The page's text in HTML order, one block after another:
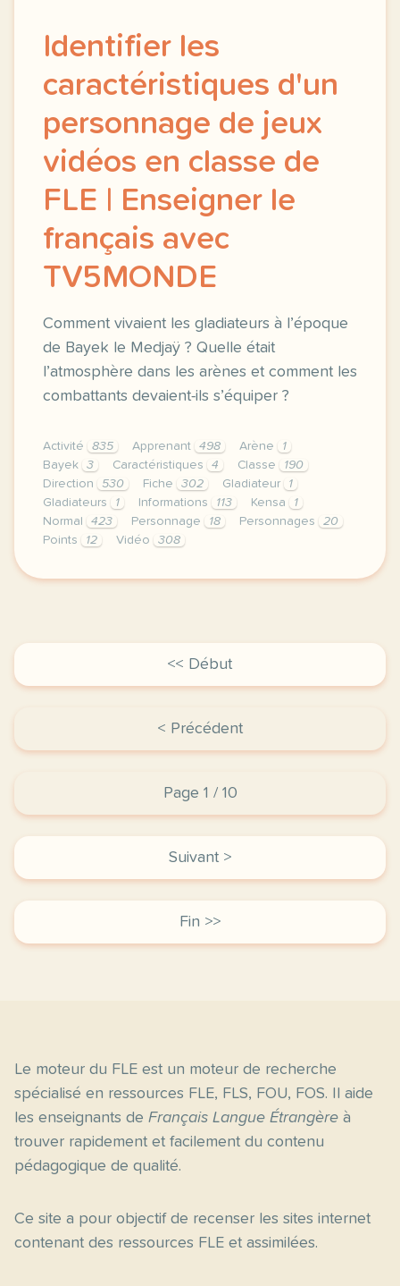
Identifier les
caractéristiques d'un
personnage de jeux
vidéos en classe de
FLE | Enseigner le
français avec
TV5MONDE
Comment vivaient les gladiateurs à l’époque
de Bayek le Medjaÿ ? Quelle était
l’atmosphère dans les arènes et comment les
combattants devaient-ils s’équiper ?
Activité 835 Apprenant 498 Arène
1
Bayek
3 Caractéristiques 4 Classe
190
Direction
530 Fiche 302 Gladiateur
1
Gladiateurs
1 Informations 113 Kensa
1
Normal
423 Personnage 18 Personnages
20
Points
12 Vidéo 308
didomi host didomi components button cursor
<< Début
< Précédent
Page 1 / 10
Suivant >
Fin >>
Le moteur du FLE est un moteur de recherche
spécialisé en ressources FLE, FLS, FOU, FOS. Il aide
les enseignants de Français Langue Étrangère à
trouver rapidement et facilement du contenu
pédagogique de qualité.
Ce site a pour objectif de recenser les sites internet
contenant des ressources FLE et assimilées.